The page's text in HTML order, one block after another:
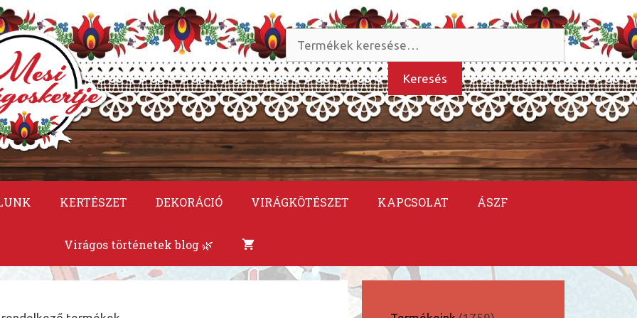
Keresés
a
következőre:
Keresés
KERTÉSZET DEKORÁCIÓ VIRÁGKÖTÉSZET KAPCSOLAT ÁSZF
Virágos történetek blog 🌿